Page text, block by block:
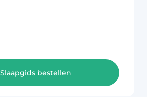
Slaapgids bestellen